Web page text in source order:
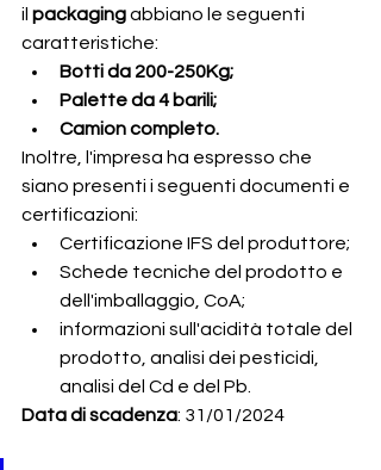
il packaging abbiano le seguenti
caratteristiche:
Botti da 200-250Kg;
Palette da 4 barili;
Camion completo.
Inoltre, l'impresa ha espresso che
siano presenti i seguenti documenti e
certificazioni:
Certificazione IFS del produttore;
Schede tecniche del prodotto e
dell'imballaggio, CoA;
informazioni sull'acidità totale del
prodotto, analisi dei pesticidi,
analisi del Cd e del Pb.
Data di scadenza: 31/01/2024